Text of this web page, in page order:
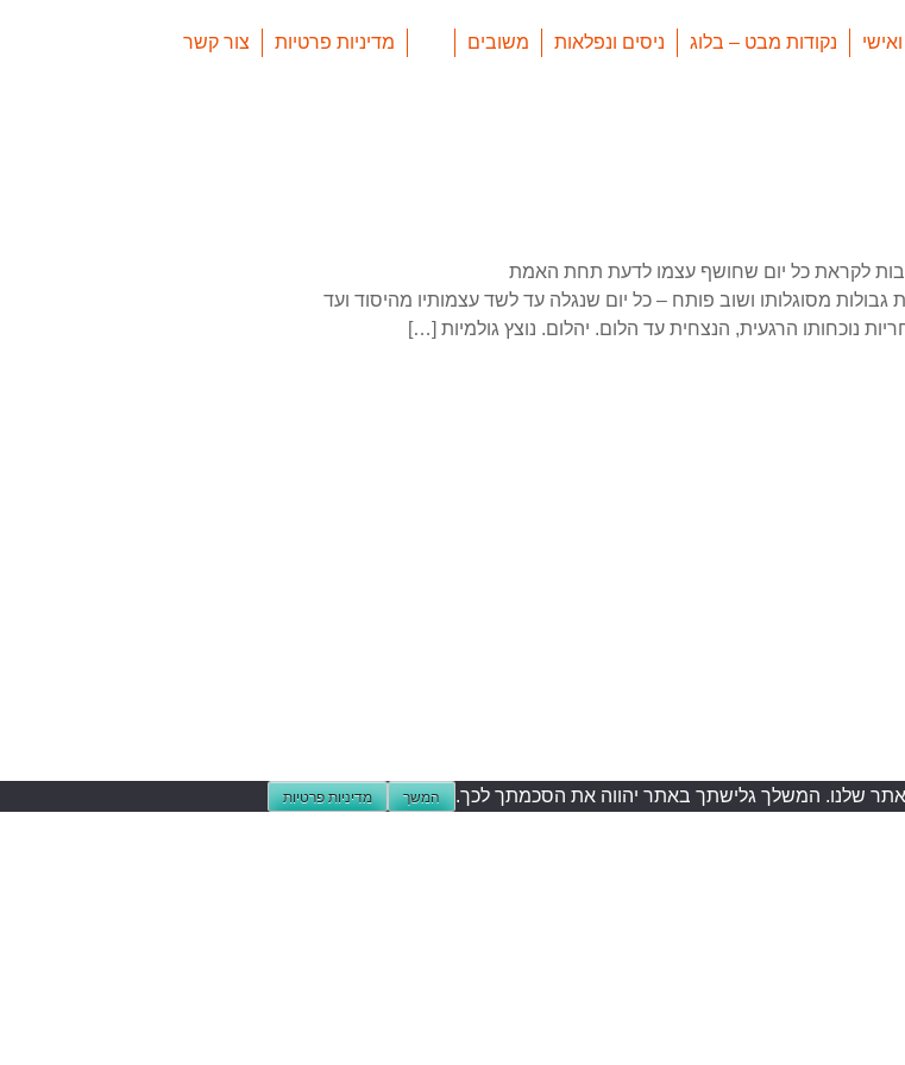
נקודות מבט – בלוג ניסים ונפלאות משובים מדיניות פרטיות צור קשר
לקראת כל יום שחושף עצמו לדעת תחת האמת
גבולות מסוגלותו ושוב פותח – כל יום שנגלה עד לשד עצמותיו מהיסוד ועד
נוכחותו הרגעית, הנצחית עד הלום. יהלום. נוצץ גולמיות […]
המשך מדיניות פרטיות